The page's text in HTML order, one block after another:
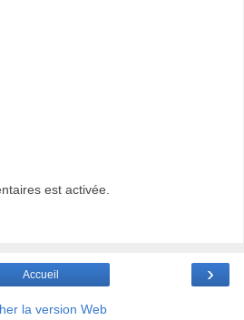
est activée.
›
Accueil
la version Web